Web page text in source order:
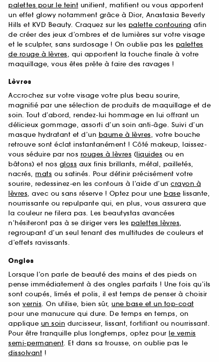
palettes pour le teint unifient, matifient ou vous apportent
un effet glowy notamment grâce à Dior, Anastasia Beverly
Hills et KVD Beauty. Craquez sur les palette contouring afin
de créer des jeux d’ombres et de lumières sur votre visage
et le sculpter, sans surdosage ! On oublie pas les palettes
de rouge à lèvres, qui apportent la touche finale à votre
maquillage, vous êtes prête à faire des ravages !
Lèvres
Accrochez sur votre visage votre plus beau sourire,
magnifié par une sélection de produits de maquillage et de
soin. Tout d’abord, rendez-lui hommage en lui offrant un
délicieux gommage, assorti d’un soin anti-âge. Suivi d’un
masque hydratant et d’un baume à lèvres, votre bouche
retrouve sont éclat instantanément ! Côté makeup, laissez-
vous séduire par nos rouges à lèvres (liquides ou en
bâtons) et nos gloss aux finis brillants, métal, pailletés,
nacrés, mats ou satinés. Pour définir précisément votre
sourire, redessinez-en les contours à l’aide d’un crayon à
lèvres, avec ou sans réserve ! Optez pour une base lissante,
nourrissante ou repulpante qui, en plus, vous assurera que
la couleur ne filera pas. Les beautystas avancées
n’hésiteront pas à se diriger vers les palettes lèvres,
regroupant d’un seul tenant des multitudes de couleurs et
d’effets ravissants.
Ongles
Lorsque l’on parle de beauté des mains et des pieds on
pense immédiatement à des ongles parfaits ! Une fois qu’ils
sont coupés, limés et polis, il est temps de penser à choisir
son vernis. On utilise, bien sûr, une base et un top-coat
pour une manucure qui dure. De temps en temps, on
applique un soin durcisseur, lissant, fortifiant ou nourrissant.
Pour être tranquille plus longtemps, optez pour le vernis
semi-permanent. Et dans sa trousse, on oublie pas le
dissolvant !